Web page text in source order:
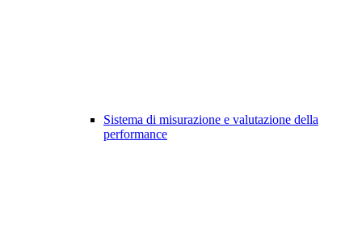
Sistema di misurazione e valutazione della
performance